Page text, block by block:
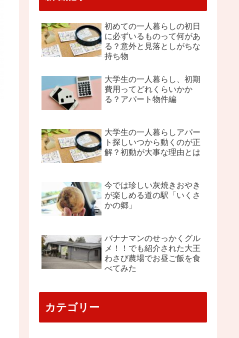
初めての一人暮らしの初日
に必ずいるものって何があ
る？意外と見落としがちな
持ち物
大学生の一人暮らし、初期
費用ってどれくらいかか
る？アパート物件編
大学生の一人暮らしアパー
ト探しいつから動くのが正
解？初動が大事な理由とは
今では珍しい灰焼きおやき
が楽しめる道の駅「いくさ
かの郷」
バナナマンのせっかくグル
メ！！でも紹介された大王
わさび農場でお昼ご飯を食
べてみた
カテゴリー